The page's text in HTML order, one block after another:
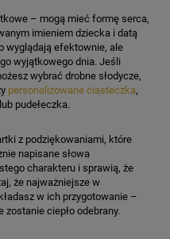
– mogą mieć formę serca,
imieniem dziecka i datą
wyglądają efektownie, ale
wyjątkowego dnia. Jeśli
wybrać drobne słodycze,
personalizowane ciasteczka,
pudełeczka.
z podziękowaniami, które
napisane słowa
charakteru i sprawią, że
że najważniejsze w
w ich przygotowanie –
zostanie ciepło odebrany.